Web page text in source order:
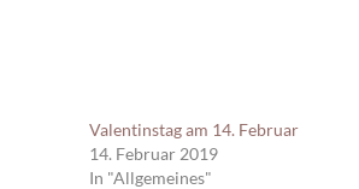
Valentinstag am 14. Februar
14. Februar 2019
In "Allgemeines"